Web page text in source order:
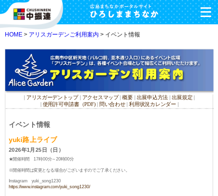
HOME > アリスガーデンご利用案内 > イベント情報
アリスガーデントップ| アクセスマップ |概要| 出展申込方法| 出展規定
使用許可申請書（PDF)| 問い合わせ|利用状況カレンダー
イベント情報
yuki路上ライブ
2026年1月25日（日）
★開催時間 17時00分～20時00分
※開催時間は変更となる場合がございますのでご了承ください。
Instagram yuki_song1230
https://www.instagram.com/yuki_song1230/